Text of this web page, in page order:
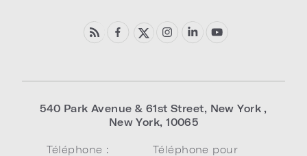
540 Park Avenue & 61st Street, New York ,
New York,10065
Téléphone :
Téléphone pour